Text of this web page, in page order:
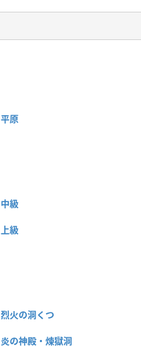
平原
中級
上級
烈火の洞くつ
炎の神殿・煉獄洞